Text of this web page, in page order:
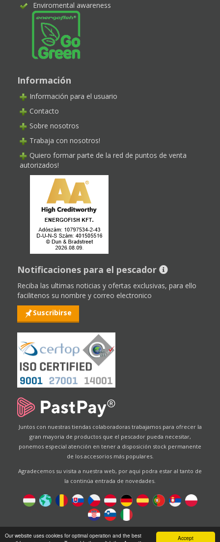
Accept
Our website uses cookies for optimal operation and the best
Enviromental awareness
Información
Información para el usuario
Contacto
Sobre nosotros
Trabaja con nosotros!
Quiero formar parte de la red de puntos de venta
autorizados!
Notificaciones para el pescador
Reciba las ultimas noticias y ofertas exclusivas, para ello
facilitenos su nombre y correo electronico
Suscribirse
Juntos con nuestras tiendas colaboradoras trabajamos para ofrecer la
gran mayoria de productos que el pescador pueda necesitar,
ponemos especial atención en tener a disposición stock permanente
de los accesorios más populares.
Agradecemos su visita a nuestra web, por aqui podra estar al tanto de
la continúa entrada de novedades.